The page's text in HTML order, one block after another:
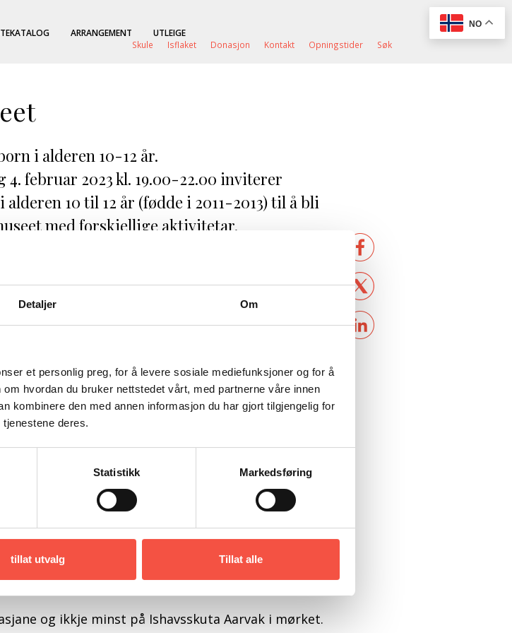
Detaljer Om
et personlig preg, for å levere sosiale mediefunksjoner og for å
hvordan du bruker nettstedet vårt, med partnerne våre innen
kombinere den med annen informasjon du har gjort tilgjengelig for
deres.
Statistikk Markedsføring
tillat utvalg Tillat alle
ARRANGEMENT
UTLEIGE
Skule
Isflaket Donasjon Kontakt Opningstider Søk
NO
i alderen 10-12 år.
4. februar 2023 kl. 19.00-22.00 inviterer
10 til 12 år (fødde i 2011-2013) til å bli
med forskjellige aktivitetar.
og ikkje minst på Ishavsskuta Aarvak i mørket.